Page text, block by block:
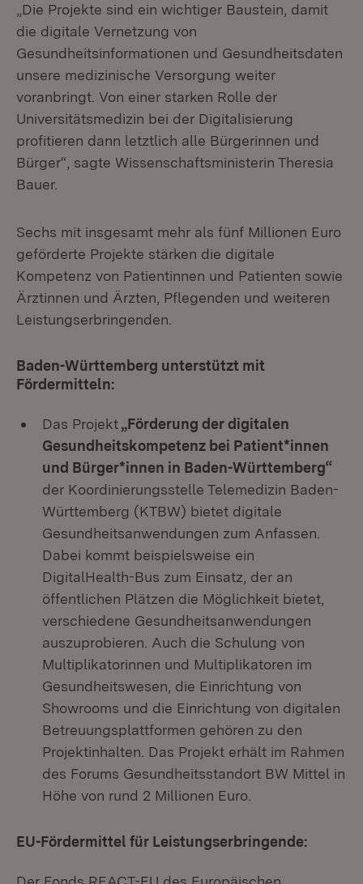
„Die Projekte sind ein wichtiger Baustein, damit
die digitale Vernetzung von
Gesundheitsinformationen und Gesundheitsdaten
unsere medizinische Versorgung weiter
voranbringt. Von einer starken Rolle der
Universitätsmedizin bei der Digitalisierung
profitieren dann letztlich alle Bürgerinnen und
Bürger“, sagte Wissenschaftsministerin Theresia
Bauer.
Sechs mit insgesamt mehr als fünf Millionen Euro
geförderte Projekte stärken die digitale
Kompetenz von Patientinnen und Patienten sowie
Ärztinnen und Ärzten, Pflegenden und weiteren
Leistungserbringenden.
Baden-Württemberg unterstützt mit
Fördermitteln:
Das Projekt„Förderung der digitalen
Gesundheitskompetenz bei Patient*innen
und Bürger*innen in Baden-Württemberg“
der Koordinierungsstelle Telemedizin Baden-
Württemberg (KTBW) bietet digitale
Gesundheitsanwendungen zum Anfassen.
Dabei kommt beispielsweise ein
DigitalHealth-Bus zum Einsatz, der an
öffentlichen Plätzen die Möglichkeit bietet,
verschiedene Gesundheitsanwendungen
auszuprobieren. Auch die Schulung von
Multiplikatorinnen und Multiplikatoren im
Gesundheitswesen, die Einrichtung von
Showrooms und die Einrichtung von digitalen
Betreuungsplattformen gehören zu den
Projektinhalten. Das Projekt erhält im Rahmen
des Forums Gesundheitsstandort BW Mittel in
Höhe von rund 2 Millionen Euro.
EU-Fördermittel für Leistungserbringende: